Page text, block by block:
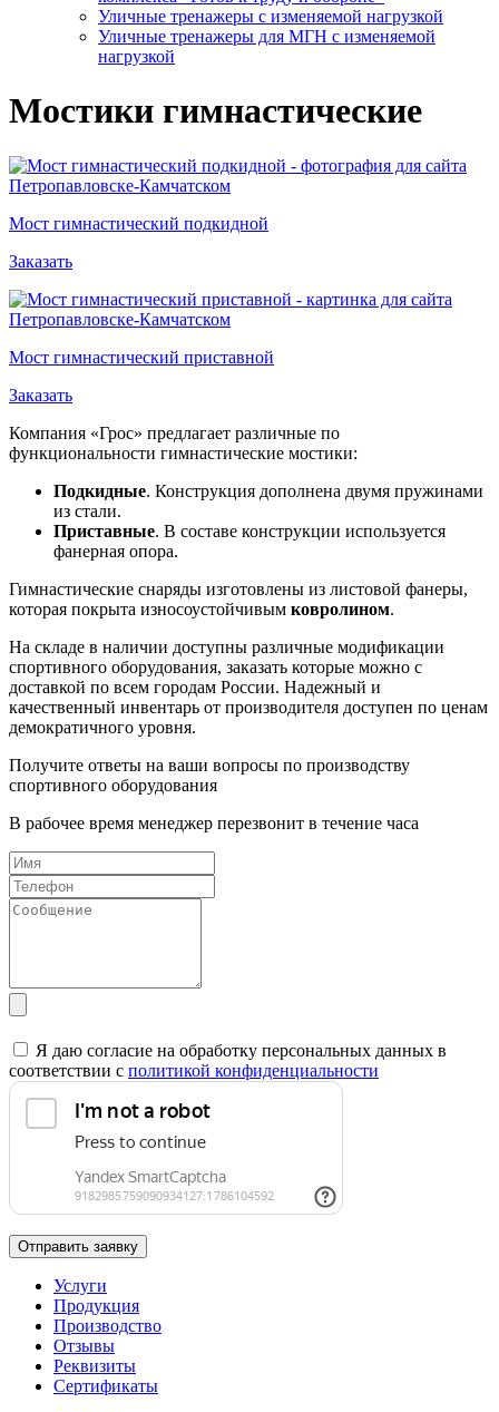
Уличные тренажеры с изменяемой нагрузкой
Уличные тренажеры для МГН с изменяемой
нагрузкой
Мостики гимнастические
Мост гимнастический подкидной
Заказать
Мост гимнастический приставной
Заказать
Компания «Грос» предлагает различные по
функциональности гимнастические мостики:
Подкидные. Конструкция дополнена двумя пружинами
из стали.
Приставные. В составе конструкции используется
фанерная опора.
Гимнастические снаряды изготовлены из листовой фанеры,
которая покрыта износоустойчивым ковролином.
На складе в наличии доступны различные модификации
спортивного оборудования, заказать которые можно с
доставкой по всем городам России. Надежный и
качественный инвентарь от производителя доступен по ценам
демократичного уровня.
Получите ответы на ваши вопросы по производству
спортивного оборудования
В рабочее время менеджер перезвонит в течение часа
Я даю согласие на обработку персональных данных в
соответствии с политикой конфиденциальности
Отправить заявку
Услуги
Продукция
Производство
Отзывы
Реквизиты
Сертификаты